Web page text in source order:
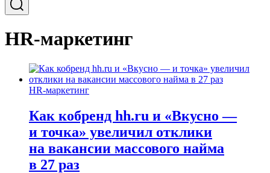
HR-маркетинг
HR-маркетинг
Как кобренд hh.ru и «Вкусно —
и точка» увеличил отклики
на вакансии массового найма
в 27 раз